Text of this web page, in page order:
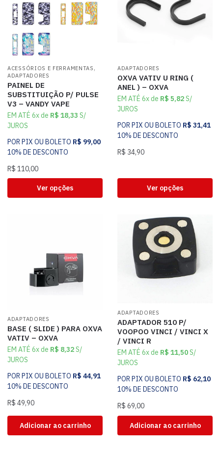
ACESSÓRIOS E FERRAMENTAS ,
ADAPTADORES
PAINEL DE
SUBSTITUIÇÃO P/ PULSE
V3 – VANDY VAPE
EM ATÉ 6x de R$ 18,33 S/
JUROS
POR PIX OU BOLETO R$ 99,00
10% DE DESCONTO
R$ 110,00
Ver opções
ADAPTADORES
OXVA VATIV U RING (
ANEL ) – OXVA
EM ATÉ 6x de R$ 5,82S/
JUROS
POR PIX OU BOLETO R$ 31,41
10% DE DESCONTO
R$ 34,90
Ver opções
ADAPTADORES
BASE ( SLIDE ) PARA OXVA
VATIV – OXVA
EM ATÉ 6x de R$ 8,32S/
JUROS
POR PIX OU BOLETO R$ 44,91
10% DE DESCONTO
R$ 49,90
Adicionar ao carrinho
ADAPTADORES
ADAPTADOR 510 P/
VOOPOO VINCI / VINCI X
/ VINCI R
EM ATÉ 6x de R$ 11,50S/
JUROS
POR PIX OU BOLETO R$ 62,10
10% DE DESCONTO
R$ 69,00
Adicionar ao carrinho